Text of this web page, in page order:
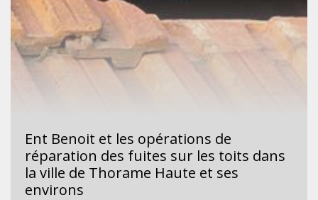
Ent Benoit et les opérations de
réparation des fuites sur les toits dans
la ville de Thorame Haute et ses
environs